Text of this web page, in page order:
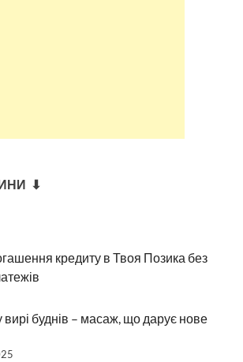
⬇
кредиту в Твоя Позика без
вирі буднів – масаж, що дарує нове